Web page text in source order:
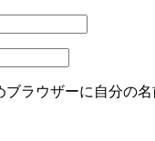
ラウザーに自分の